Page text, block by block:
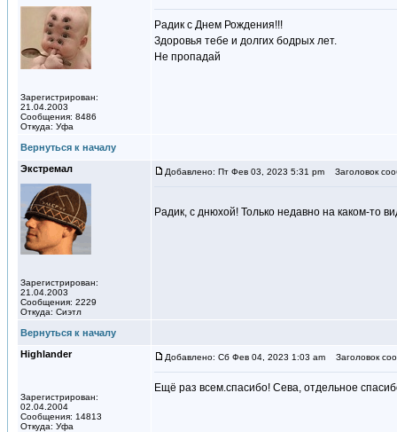
Зарегистрирован:
21.04.2003
Сообщения: 8486
Откуда: Уфа
Радик с Днем Рождения!!!
Здоровья тебе и долгих бодрых лет.
Не пропадай
Вернуться к началу
Экстремал
Зарегистрирован:
21.04.2003
Сообщения: 2229
Откуда: Сиэтл
Добавлено: Пт Фев 03, 2023 5:31 pm Заголовок
Радик, с днюхой! Только недавно на каком-то
Вернуться к началу
Highlander
Зарегистрирован:
02.04.2004
Сообщения: 14813
Откуда: Уфа
Добавлено: Сб Фев 04, 2023 1:03 am Заголовок
Ещё раз всем.спасибо! Сева, отдельное